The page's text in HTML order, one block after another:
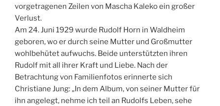
vorgetragenen Zeilen von Mascha Kaleko ein großer
Verlust.
Am 24. Juni 1929 wurde Rudolf Horn in Waldheim
geboren, wo er durch seine Mutter und Großmutter
wohlbehütet aufwuchs. Beide unterstützten ihren
Rudolf mit all ihrer Kraft und Liebe. Nach der
Betrachtung von Familienfotos erinnerte sich
Christiane Jung: „In dem Album, von seiner Mutter für
ihn angelegt, nehme ich teil an Rudolfs Leben, sehe